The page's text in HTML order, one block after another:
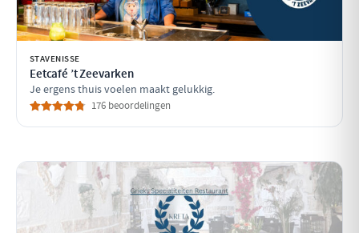
STAVENISSE
Eetcafé ’t Zeevarken
Je ergens thuis voelen maakt gelukkig.
176 beoordelingen